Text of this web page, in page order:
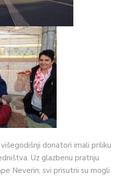
donatori imali priliku
Uz glazbenu pratnju
Neverin, svi prisutni su mogli